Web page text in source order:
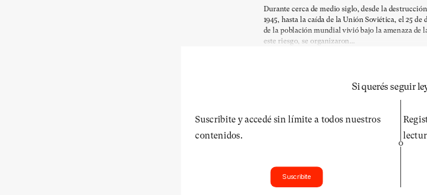
Durante cerca de medio siglo, desde la
1945, hasta la caída de la Unión Soviética, el 25
de la población mundial vivió bajo la amenaza de
este riesgo, se organizaron...
Si querés seguir
Suscribite y accedé sin límite a todos nuestros
contenidos.
Suscribite
O